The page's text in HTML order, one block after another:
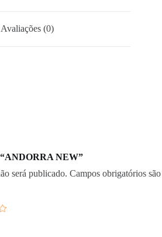
Avaliações (0)
NEW”
será publicado. Campos obrigatórios são